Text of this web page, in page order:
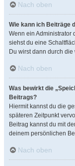
Nach oben
Wie kann ich Beiträge
Wenn ein Administrator
siehst du eine
Du wirst dann durch
Nach oben
Was bewirkt die
Beitrags?
Hiermit kannst du die
späteren Zeitpunkt
Beitrag kannst du mit
deinem persönlichen
Nach oben